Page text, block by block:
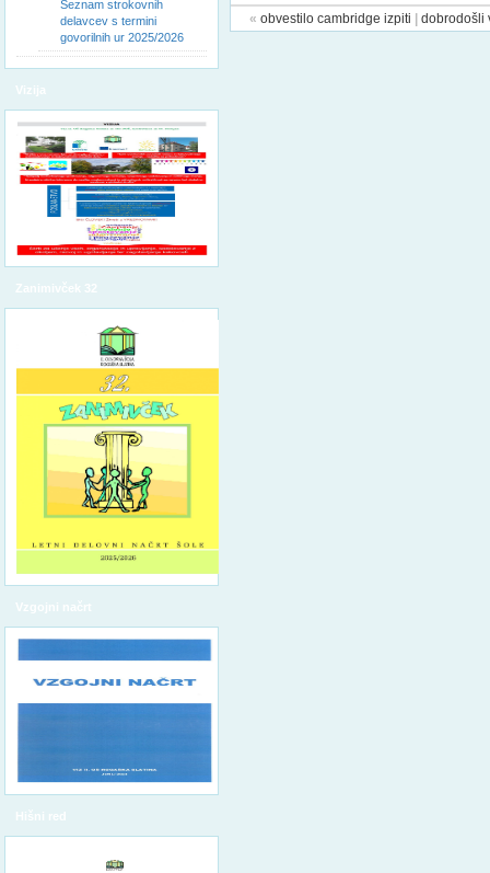
Seznam strokovnih
delavcev s termini
govorilnih ur 2025/2026
Vizija
Zanimivček 32
Vzgojni načrt
Hišni red
« obvestilo cambridge izpiti dobrodošli